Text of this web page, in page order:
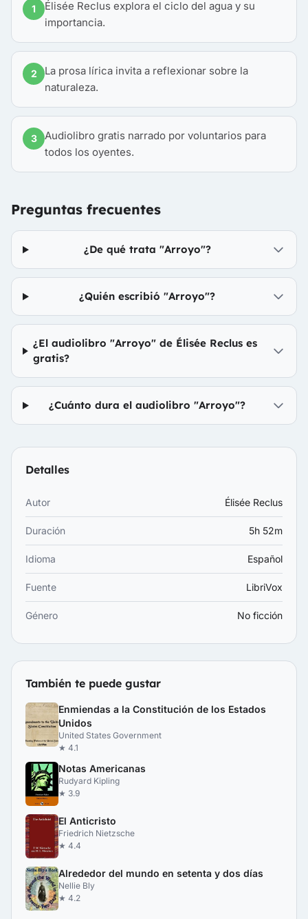
1
Élisée Reclus explora el ciclo del agua y su
importancia.
2
La prosa lírica invita a reflexionar sobre la
naturaleza.
3
Audiolibro gratis narrado por voluntarios para
todos los oyentes.
Preguntas frecuentes
¿De qué trata "Arroyo"?
¿Quién escribió "Arroyo"?
¿El audiolibro "Arroyo" de Élisée Reclus es
gratis?
¿Cuánto dura el audiolibro "Arroyo"?
Detalles
Autor Élisée Reclus
Duración 5h 52m
Idioma Español
Fuente LibriVox
Género No ficción
También te puede gustar
Enmiendas a la Constitución de los Estados
Unidos
United States Government
★ 4.1
Notas Americanas
Rudyard Kipling
★ 3.9
El Anticristo
Friedrich Nietzsche
★ 4.4
Alrededor del mundo en setenta y dos días
Nellie Bly
★ 4.2